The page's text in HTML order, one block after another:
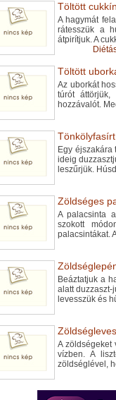
Töltött
A hagymát
rátesszük a
átpirítjuk. A
Töltött
Az uborkát
túrót
hozzávalót.
Egy éjszakára
ideig
leszűrjük.
Zöldséges
A palacsinta
szokott
palacsintákat.
Beáztatjuk a
alatt duzzaszt-
levesszük és
A zöldségeket
vízben. A
zöldséglével,